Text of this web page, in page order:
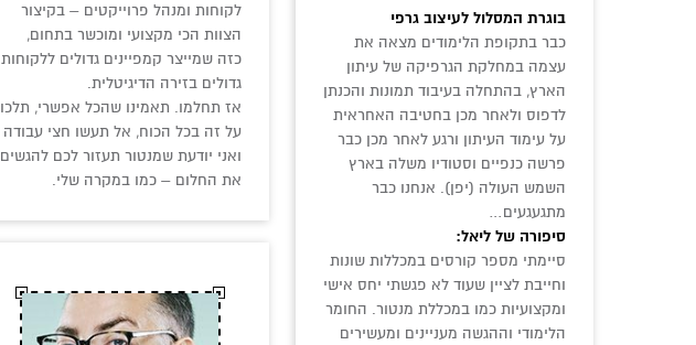
לקוחות ומנהל פרוייקטים – בקיצור
הצוות הכי מקצועי ומוכשר בתחום,
כזה שמייצר קמפיינים גדולים ללקוחות
גדולים בזירה הדיגיטלית.
אז תחלמו. תאמינו שהכל אפשרי, תלכו
על זה בכל הכוח, אל תעשו חצי עבודה
ואני יודעת שמנטור תעזור לכם להגשים
את החלום – כמו במקרה שלי.
בוגרת המסלול לעיצוב גרפי
כבר בתקופת הלימודים מצאה את
עצמה במחלקת הגרפיקה של עיתון
הארץ, בהתחלה בעיבוד תמונות והכנתן
לדפוס ולאחר מכן בחטיבה האחראית
על עימוד העיתון ורגע לאחר מכן כבר
פרשה כנפיים וסטודיו משלה בארץ
השמש העולה (יפן). אנחנו כבר
מתגעגעים…
סיפורה של ליאל:
סיימתי מספר קורסים במכללות שונות
וחייבת לציין שעוד לא פגשתי יחס אישי
ומקצועיות כמו במכללת מנטור. החומר
הלימודי וההגשה מעניינים ומעשירים